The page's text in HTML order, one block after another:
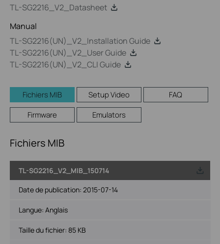
TL-SG2216_V2_Datasheet
Manual
TL-SG2216(UN)_V2_Installation Guide
TL-SG2216(UN)_V2_User Guide
TL-SG2216(UN)_V2_CLI Guide
Fichiers MIB Setup Video
FAQ
Firmware
Emulators
Fichiers MIB
TL-SG2216_V2_MIB_150714
Date de publication: 2015-07-14
Langue: Anglais
Taille du fichier: 85 KB